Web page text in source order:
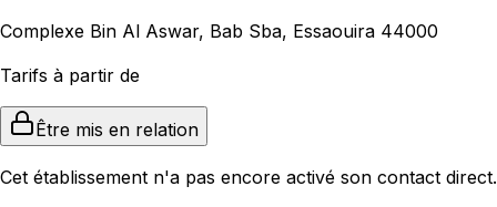
Complexe Bin Al Aswar, Bab Sba, Essaouira 44000
Tarifs à partir de
Être mis en relation
Cet établissement n'a pas encore activé son contact direct.